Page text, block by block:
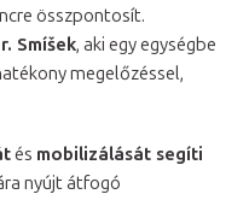
összpontosít.
Smíšek, aki egy egységbe
megelőzéssel,
és mobilizálását segíti
nyújt átfogó